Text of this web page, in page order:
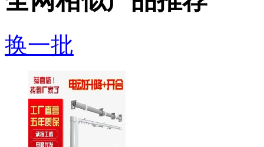
全网相似产品推荐
换一批